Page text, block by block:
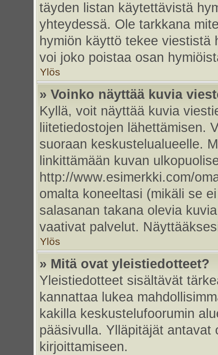
täyden listan käytettävistä
yhteydessä. Ole tarkkana
hymiön käyttö tekee viestistä
voi joko poistaa osan
Ylös
» Voinko näyttää kuvia
Kyllä, voit näyttää kuvia
liitetiedostojen lähettämisen.
suoraan keskustelualueelle.
linkittämään kuvan
http://www.esimerkki.com/
omalta koneeltasi (mikäli se
salasanan takana olevia
vaativat palvelut.
Ylös
» Mitä ovat yleistiedotteet?
Yleistiedotteet sisältävät
kannattaa lukea
kakilla keskustelufoorumin
pääsivulla. Ylläpitäjät antavat
kirjoittamiseen.